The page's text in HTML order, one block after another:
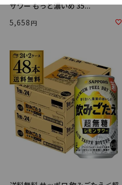
サワー もっと濃いめ 35...
5,658